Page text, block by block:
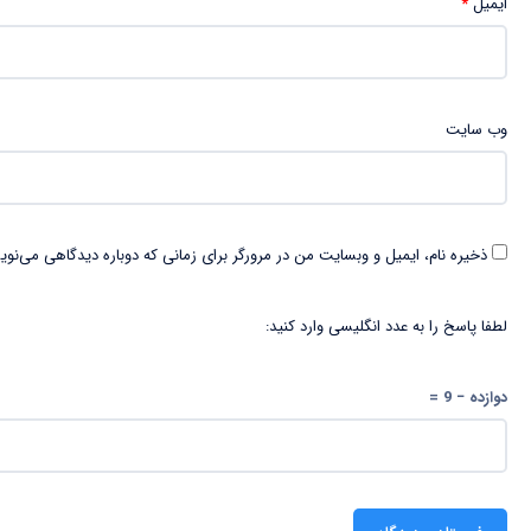
وب‌ سایت
ذخیره نام، ایمیل و وبسایت من در مرورگر برای زمانی که دوباره دیدگاهی
لطفا پاسخ را به عدد انگلیسی وارد کنید:
دوازده − 9 =